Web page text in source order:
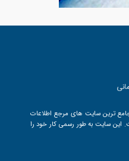
ترین سایت های مرجع اطلاعات
این سایت به طور رسمی کار خود را